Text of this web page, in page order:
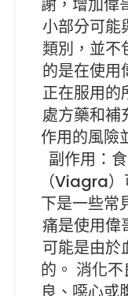
謝，增加偉
小部分可能
類別，並不
的是在使用
正在服用的
處方藥和補
作用的風險
副作用：
（Viagra
下是一些常
痛是使用偉
可能是由於
的。 消化